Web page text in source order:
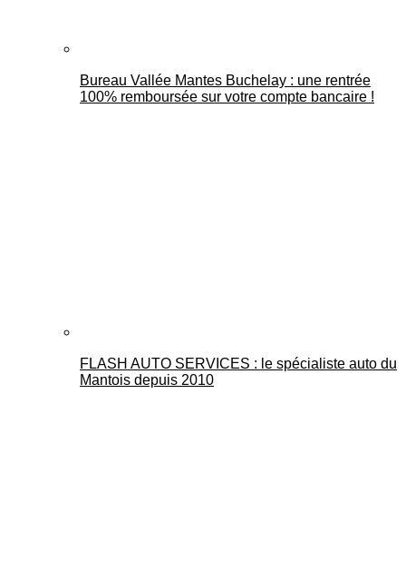
Bureau Vallée Mantes Buchelay : une rentrée
100% remboursée sur votre compte bancaire !
FLASH AUTO SERVICES : le spécialiste auto du
Mantois depuis 2010